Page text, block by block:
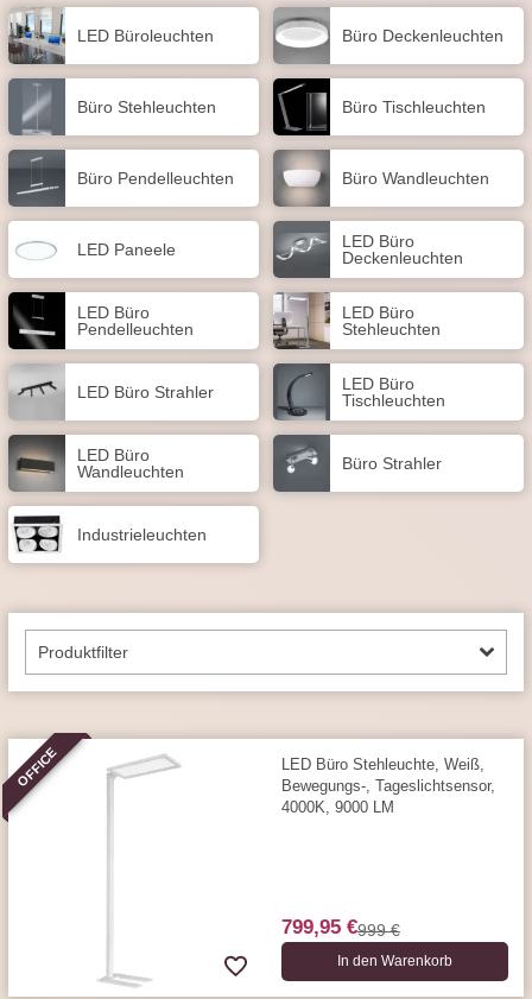
LED Büroleuchten Büro Deckenleuchten
Büro Stehleuchten Büro Tischleuchten
Büro Pendelleuchten Büro Wandleuchten
LED Paneele
LED Büro
Deckenleuchten
LED Büro
Pendelleuchten
LED Büro
Stehleuchten
LED Büro Strahler
LED Büro
Tischleuchten
LED Büro
Wandleuchten
Büro Strahler
Industrie­leuchten
Produktfilter
OFFICE
LED Büro Stehleuchte, Weiß,
Bewegungs-, Tageslichtsensor,
4000K, 9000 LM
799,95 €999 €
In den Warenkorb